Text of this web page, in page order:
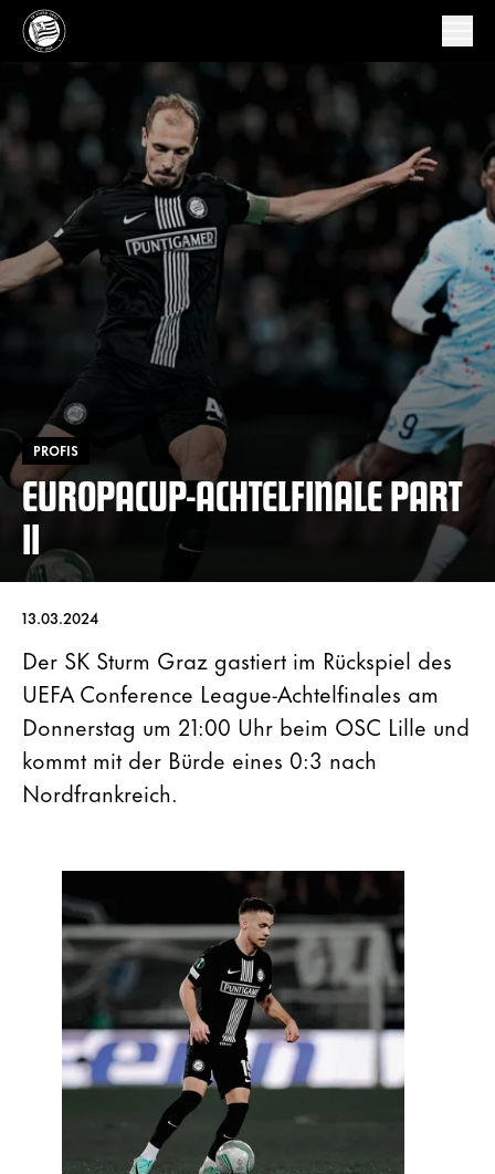
PROFIS
EUROPACUP-ACHTELFINALE PART
II
13.03.2024
Der SK Sturm Graz gastiert im Rückspiel des
UEFA Conference League-Achtelfinales am
Donnerstag um 21:00 Uhr beim OSC Lille und
kommt mit der Bürde eines 0:3 nach
Nordfrankreich.